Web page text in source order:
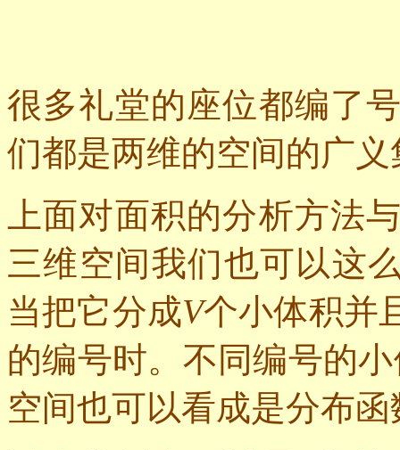
很多礼堂的座位都编了
们都是两维的空间的广
上面对面积的分析方法
三维空间我们也可以这
当把它分成V个小体积并
的编号时。不同编号的
空间也可以看成是分布函